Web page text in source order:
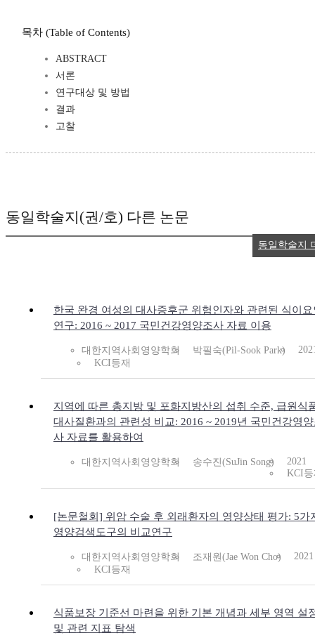
목차 (Table of Contents)
ABSTRACT
서론
연구대상 및 방법
결과
고찰
동일학술지(권/호) 다른 논문
한국 완경 여성의 대사증후군 위험인자와 관련된 식이요
연구: 2016 ~ 2017 국민건강영양조사 자료 이용
대한지역사회영양학회 박필숙(Pil-Sook Park)
KCI등재
지역에 따른 총지방 및 포화지방산의 섭취 수준, 급원식
대사질환과의 관련성 비교: 2016 ~ 2019년 국민건강영
사 자료를 활용하여
대한지역사회영양학회 송수진(SuJin Song)
2021
KCI
[논문철회] 위암 수술 후 외래환자의 영양상태 평가: 5가
영양검색도구의 비교연구
대한지역사회영양학회 조재원(Jae Won Cho)
2021
KCI등재
식품보장 기준선 마련을 위한 기본 개념과 세부 영역 설
및 관련 지표 탐색
동일학술지